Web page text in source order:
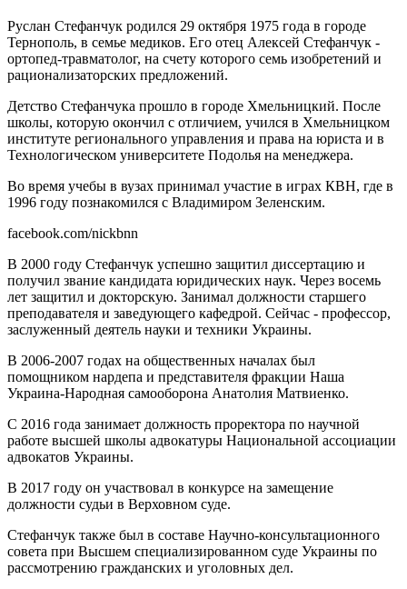
Руслан Стефанчук родился 29 октября 1975 года в городе
Тернополь, в семье медиков. Его отец Алексей Стефанчук -
ортопед-травматолог, на счету которого семь изобретений и
рационализаторских предложений.
Детство Стефанчука прошло в городе Хмельницкий. После
школы, которую окончил с отличием, учился в Хмельницком
институте регионального управления и права на юриста и в
Технологическом университете Подолья на менеджера.
Во время учебы в вузах принимал участие в играх КВН, где в
1996 году познакомился с Владимиром Зеленским.
facebook.com/nickbnn
В 2000 году Стефанчук успешно защитил диссертацию и
получил звание кандидата юридических наук. Через восемь
лет защитил и докторскую. Занимал должности старшего
преподавателя и заведующего кафедрой. Сейчас - профессор,
заслуженный деятель науки и техники Украины.
В 2006-2007 годах на общественных началах был
помощником нардепа и представителя фракции Наша
Украина-Народная самооборона Анатолия Матвиенко.
С 2016 года занимает должность проректора по научной
работе высшей школы адвокатуры Национальной ассоциации
адвокатов Украины.
В 2017 году он участвовал в конкурсе на замещение
должности судьи в Верховном суде.
Стефанчук также был в составе Научно-консультационного
совета при Высшем специализированном суде Украины по
рассмотрению гражданских и уголовных дел.